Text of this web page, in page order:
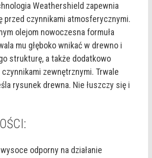
Weathershield zapewnia
przed czynnikami atmosferycznymi.
olejom nowoczesna formuła
mu głęboko wnikać w drewno i
strukturę, a także dodatkowo
zewnętrznymi. Trwale
rysunek drewna. Nie łuszczy się i
odporny na działanie